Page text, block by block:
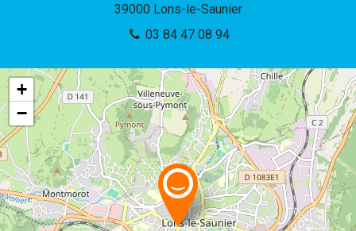
39000 Lons-le-Saunier
03 84 47 08 94
+
−